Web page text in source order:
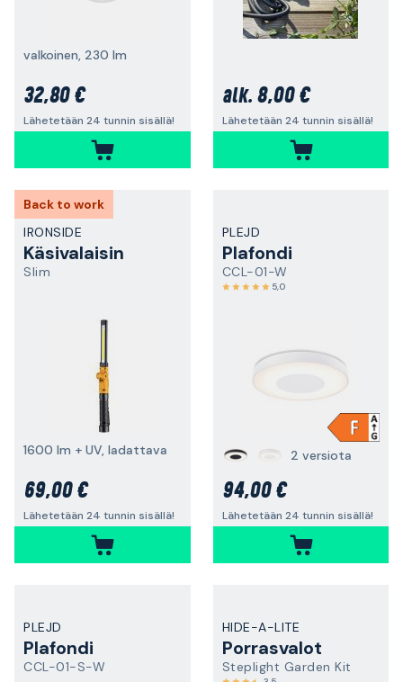
valkoinen, 230 lm
32,80 €
Lähetetään 24 tunnin sisällä!
alk. 8,00 €
Lähetetään 24 tunnin sisällä!
Back to work
IRONSIDE
Käsivalaisin
Slim
1600 lm + UV, ladattava
69,00 €
Lähetetään 24 tunnin sisällä!
PLEJD
Plafondi
CCL-01-W
5,0
2 versiota
94,00 €
Lähetetään 24 tunnin sisällä!
PLEJD
Plafondi
CCL-01-S-W
HIDE-A-LITE
Porrasvalot
Steplight Garden Kit